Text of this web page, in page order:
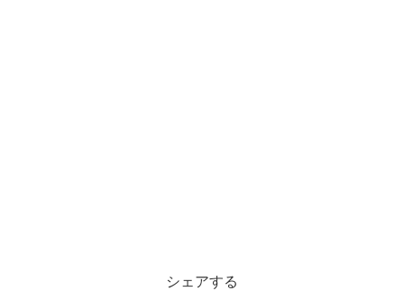
シェアする